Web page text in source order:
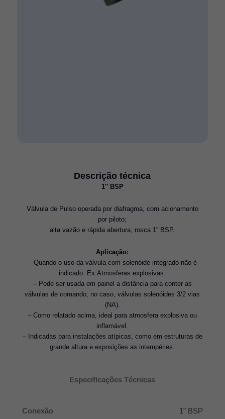
Descrição técnica
1″ BSP
Válvula de Pulso operada por diafragma, com acionamento
por piloto;
alta vazão e rápida abertura; rosca 1” BSP.
Aplicação:
– Quando o uso da válvula com solenóide integrado não é
indicado. Ex:Atmosferas explosivas.
– Pode ser usada em painel a distância para conter as
válvulas de comando, no caso, válvulas solenóides 3/2 vias
(NA).
– Como relatado acima, ideal para atmosfera explosiva ou
inflamável.
– Indicadas para instalações atípicas, como em estruturas de
grande altura e exposições as intempéries.
Especificações Técnicas
Conexão 1” BSP